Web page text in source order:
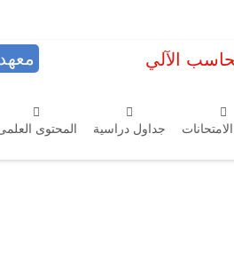
الآلي
جداول دراسية المحتوى